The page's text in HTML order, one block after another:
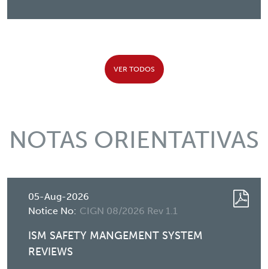
VER TODOS
NOTAS ORIENTATIVAS
05-Aug-2026
Notice No: CIGN 08/2026 Rev 1.1
ISM SAFETY MANGEMENT SYSTEM
REVIEWS